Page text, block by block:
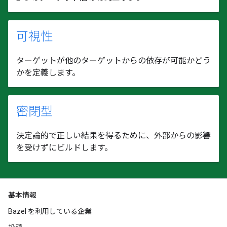
可視性
ターゲットが他のターゲットからの依存が可能かどう
かを定義します。
密閉型
決定論的で正しい結果を得るために、外部からの影響
を受けずにビルドします。
基本情報
Bazel を利用している企業